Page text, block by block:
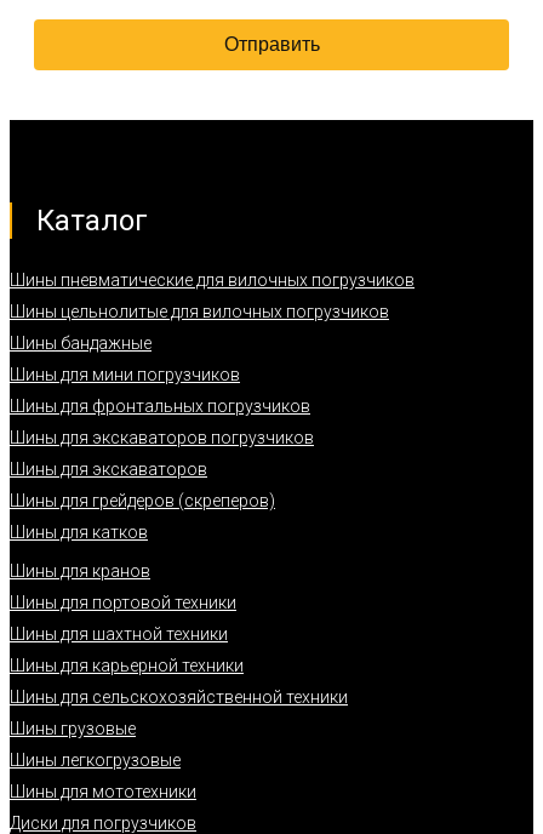
Каталог
Шины пневматические для вилочных погрузчиков
Шины цельнолитые для вилочных погрузчиков
Шины бандажные
Шины для мини погрузчиков
Шины для фронтальных погрузчиков
Шины для экскаваторов погрузчиков
Шины для экскаваторов
Шины для грейдеров (скреперов)
Шины для катков
Шины для кранов
Шины для портовой техники
Шины для шахтной техники
Шины для карьерной техники
Шины для сельскохозяйственной техники
Шины грузовые
Шины легкогрузовые
Шины для мототехники
Диски для погрузчиков